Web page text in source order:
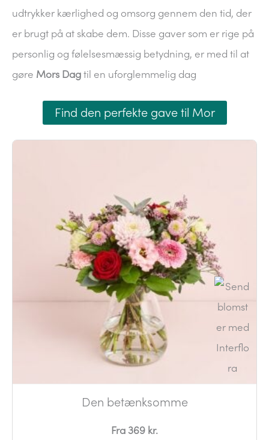
udtrykker kærlighed og omsorg gennem den tid, der
er brugt på at skabe dem. Disse gaver som er rige på
personlig og følelsesmæssig betydning, er med til at
gøre Mors Dagtil en uforglemmelig dag
Find den perfekte gave til Mor
Den betænksomme
Fra 369 kr.